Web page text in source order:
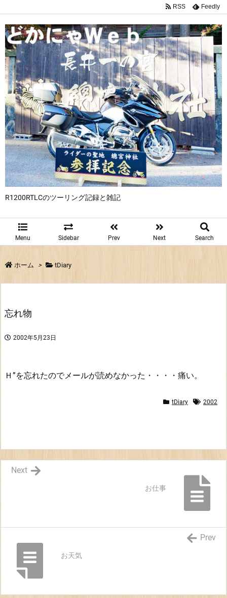
R1200RTLCのツーリング記録と雑記
Menu Sidebar Prev Next Search
RSS Feedly
ホーム > tDiary
忘れ物
2002年5月23日
Ｈ”を忘れたのでメールが読めなかった・・・・痛い。
tDiary 2002
お仕事
Next
お天気
Prev